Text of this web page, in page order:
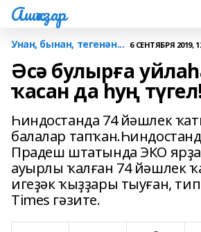
Ашҡаҙар
Унан, бынан, тегенән... 6 СЕНТЯБРЯ 2019,
Әсә булырға
ҡасан да һуң
Һиндостанда 74 йәшлек
балалар
Прадеш штатында ЭКО
ауырлы ҡалған 74 йәшлек
игеҙәк ҡыҙҙары тыуған,
Times гәзите.